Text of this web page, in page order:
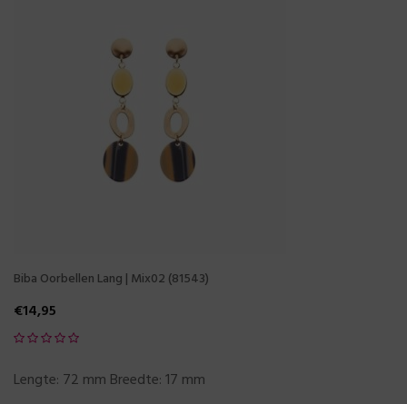
Biba Oorbellen Lang | Mix02 (81543)
€14,95
Lengte: 72 mm Breedte: 17 mm